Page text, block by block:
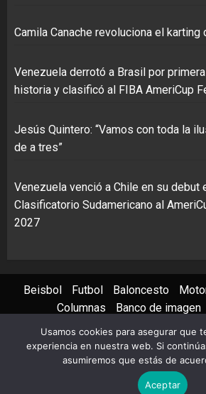
Camila Canache revoluciona el karting
Venezuela derrotó a Brasil por
historia y clasificó al FIBA AmeriCup
Jesús Quintero: “Vamos con toda la
de a tres”
Venezuela venció a Chile en su debut
Clasificatorio Sudamericano al
2027
Beisbol Futbol Baloncesto
Columnas
Banco de imagen
Instagram
X Youtube
Copyright © 2022 AVS PHOTO
Usamos cookies para asegurar que
experiencia en nuestra web. Si
asumiremos que estás de
Aceptar